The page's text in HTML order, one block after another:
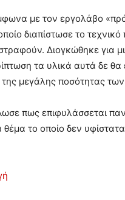
με τον εργολάβο
διαπίστωσε το
Διογκώθηκε για
τα υλικά αυτά δε
της μεγάλης ποσότητας
πως επιφυλάσσεται
θέμα το οποίο δεν